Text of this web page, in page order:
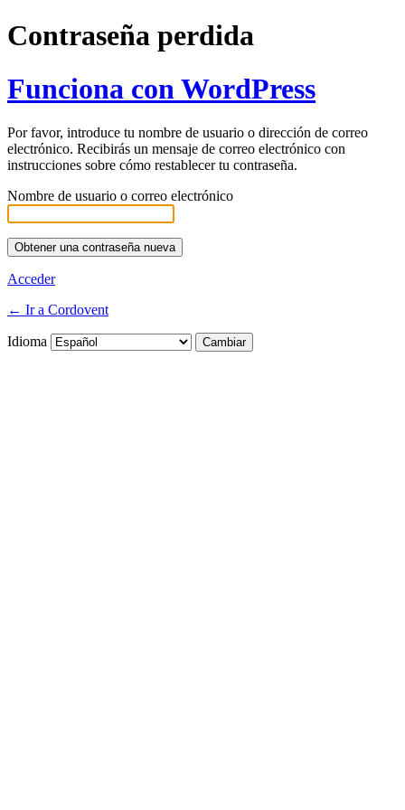
Contraseña perdida
Funciona con WordPress
Por favor, introduce tu nombre de usuario o dirección de correo
electrónico. Recibirás un mensaje de correo electrónico con
instrucciones sobre cómo restablecer tu contraseña.
Nombre de usuario o correo electrónico
Acceder
← Ir a Cordovent
Idioma